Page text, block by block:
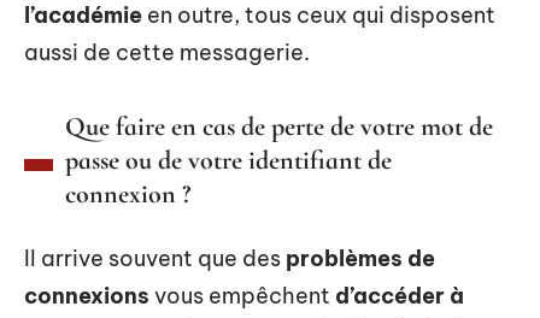
l’académie en outre, tous ceux qui disposent
aussi de cette messagerie.
Que faire en cas de perte de votre mot de
passe ou de votre identifiant de
connexion ?
Il arrive souvent que des problèmes de
connexions vous empêchent d’accéder à